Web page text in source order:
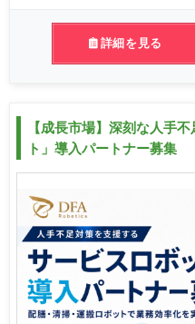
詳細を見る
【成長市場】深刻な人手
ト」導入パートナー募集